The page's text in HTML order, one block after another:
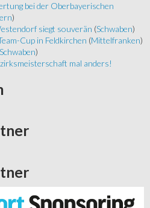
bei der Oberbayerischen
)
siegt souverän (Schwaben)
Cup in Feldkirchen (Mittelfranken)
Schwaben)
mal anders!